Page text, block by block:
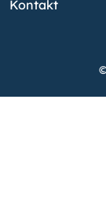
Kontakt